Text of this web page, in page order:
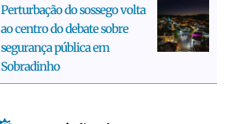
Perturbação do sossego volta
ao centro do debate sobre
segurança pública em
Sobradinho